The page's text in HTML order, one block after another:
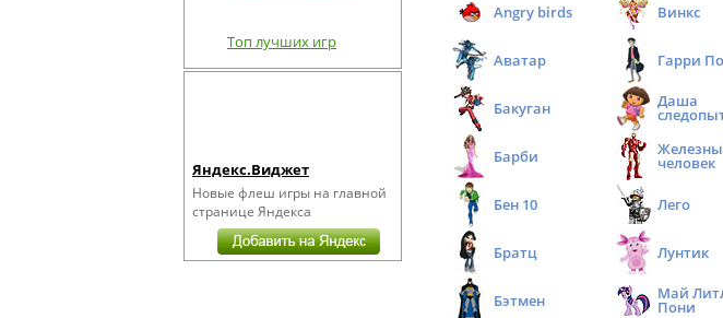
Топ лучших игр
Яндекс.Виджет
Новые флеш игры на главной
странице Яндекса
Angry birds
Аватар
Бакуган
Барби
Бен 10
Братц
Бэтмен
Винкс
Гарри
Даша
человек
Лего
Лунтик
Май
Пони